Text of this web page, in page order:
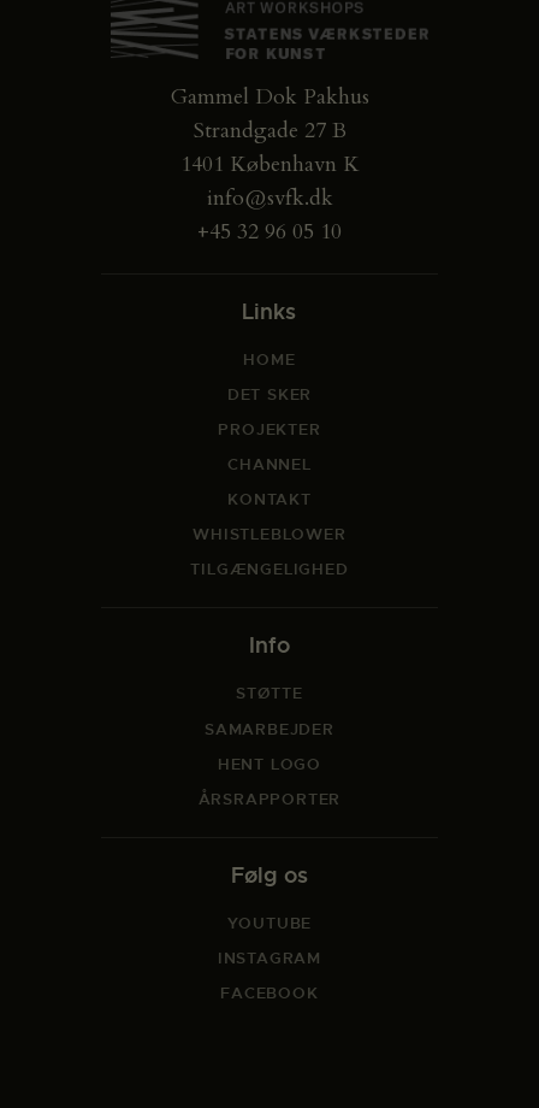
Gammel Dok Pakhus
Strandgade 27 B
1401 København K
info@svfk.dk
+45 32 96 05 10
Links
HOME
DET SKER
PROJEKTER
CHANNEL
KONTAKT
WHISTLEBLOWER
TILGÆNGELIGHED
Info
STØTTE
SAMARBEJDER
HENT LOGO
ÅRSRAPPORTER
Følg os
YOUTUBE
INSTAGRAM
FACEBOOK